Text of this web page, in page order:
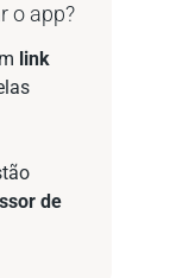
o app?
link
de